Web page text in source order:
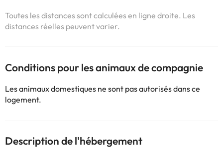
Toutes les distances sont calculées en ligne droite. Les
distances réelles peuvent varier.
Conditions pour les animaux de compagnie
Les animaux domestiques ne sont pas autorisés dans ce
logement.
Description de l'hébergement